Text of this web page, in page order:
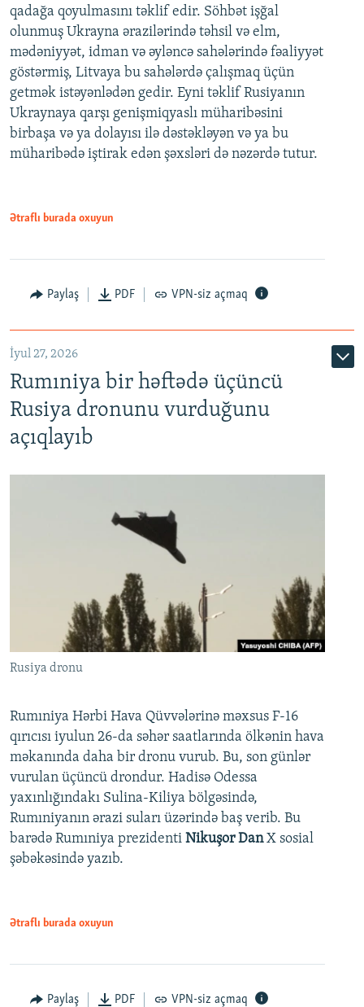
qadağa qoyulmasını təklif edir. Söhbət işğal
olunmuş Ukrayna ərazilərində təhsil və elm,
mədəniyyət, idman və əyləncə sahələrində fəaliyyət
göstərmiş, Litvaya bu sahələrdə çalışmaq üçün
getmək istəyənlədən gedir. Eyni təklif Rusiyanın
Ukraynaya qarşı genişmiqyaslı müharibəsini
birbaşa və ya dolayısı ilə dəstəkləyən və ya bu
müharibədə iştirak edən şəxsləri də nəzərdə tutur.
Ətraflı burada oxuyun
Paylaş PDF VPN-siz açmaq
İyul 27, 2026
Rumıniya bir həftədə üçüncü
Rusiya dronunu vurduğunu
açıqlayıb
Rusiya dronu
Rumıniya Hərbi Hava Qüvvələrinə məxsus F-16
qırıcısı iyulun 26-da səhər saatlarında ölkənin hava
məkanında daha bir dronu vurub. Bu, son günlər
vurulan üçüncü drondur. Hadisə Odessa
yaxınlığındakı Sulina-Kiliya bölgəsində,
Rumıniyanın ərazi suları üzərində baş verib. Bu
barədə Rumıniya prezidenti Nikuşor DanX sosial
şəbəkəsində yazıb.
Ətraflı burada oxuyun
Paylaş PDF VPN-siz açmaq